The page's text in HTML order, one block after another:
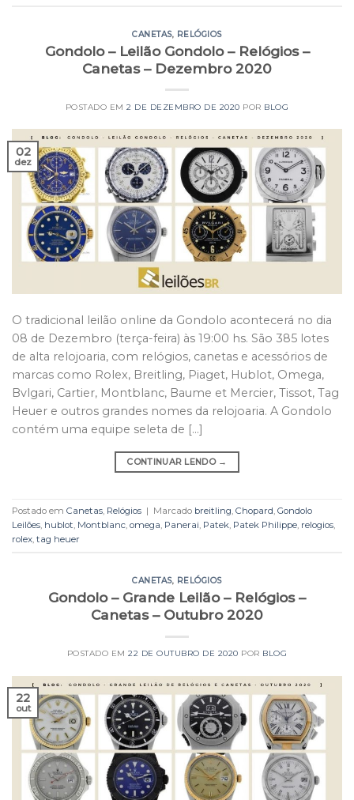
CANETAS, RELÓGIOS
Gondolo – Leilão Gondolo – Relógios –
Canetas – Dezembro 2020
POSTADO EM2 DE DEZEMBRO DE 2020 POR BLOG
02
dez
O tradicional leilão online da Gondolo acontecerá no dia
08 de Dezembro (terça-feira) às 19:00 hs. São 385 lotes
de alta relojoaria, com relógios, canetas e acessórios de
marcas como Rolex, Breitling, Piaget, Hublot, Omega,
Bvlgari, Cartier, Montblanc, Baume et Mercier, Tissot, Tag
Heuer e outros grandes nomes da relojoaria. A Gondolo
contém uma equipe seleta de […]
CONTINUAR LENDO →
Postado em Canetas, Relógios | Marcado breitling, Chopard, Gondolo
Leilões, hublot, Montblanc, omega, Panerai, Patek, Patek Philippe, relogios,
rolex, tag heuer
CANETAS, RELÓGIOS
Gondolo – Grande Leilão – Relógios –
Canetas – Outubro 2020
POSTADO EM22 DE OUTUBRO DE 2020 POR BLOG
22
out